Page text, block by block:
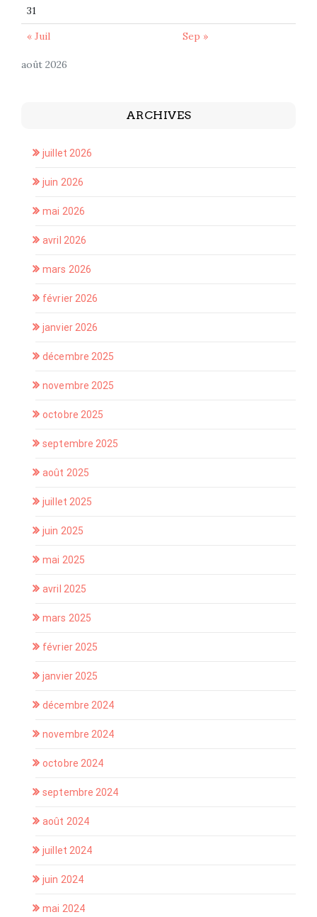
août 2026
31
« Juil
Sep »
ARCHIVES
juillet 2026
juin 2026
mai 2026
avril 2026
mars 2026
février 2026
janvier 2026
décembre 2025
novembre 2025
octobre 2025
septembre 2025
août 2025
juillet 2025
juin 2025
mai 2025
avril 2025
mars 2025
février 2025
janvier 2025
décembre 2024
novembre 2024
octobre 2024
septembre 2024
août 2024
juillet 2024
juin 2024
mai 2024